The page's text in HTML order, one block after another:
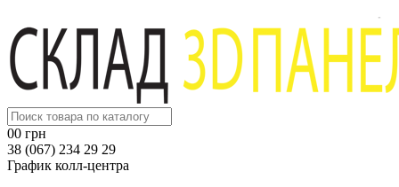
00 грн
38 (067) 234 29 29
График колл-центра